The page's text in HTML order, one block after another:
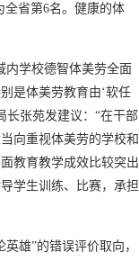
全省第6名。健康的体
内学校德智体美劳全面
是体美劳教育由‘软任
长张苑发建议：“在干部
向重视体美劳的学校和
教育教学成效比较突出
学生训练、比赛，承担
雄”的错误评价取向，